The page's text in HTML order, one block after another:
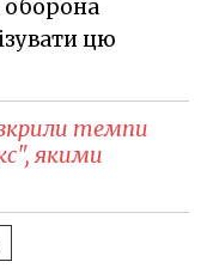
оборона
цю
темпи
якими